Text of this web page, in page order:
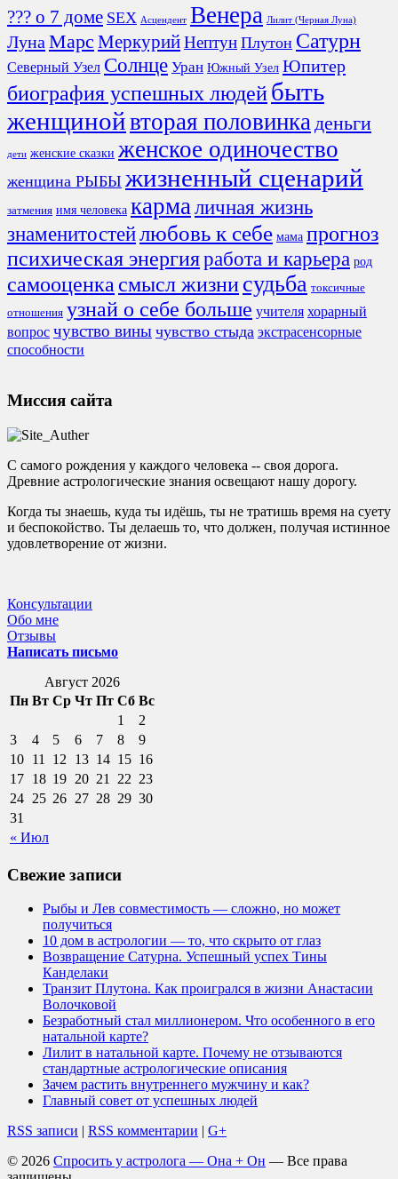
??? о 7 доме SEX Асцендент Венера Лилит (Черная Луна)
Луна Марс МеркурийНептун Плутон Сатурн
Северный Узел Солнце Уран Южный Узел Юпитер
биография успешных людейбыть
женщинойвторая половинка деньги
дети женские сказки женское одиночество
женщина РЫБЫ жизненный сценарий
затмения имя человека карма личная жизнь
знаменитостейлюбовь к себе мама прогноз
психическая энергияработа и карьера род
самооценка смысл жизнисудьба токсичные
отношения узнай о себе больше учителя хорарный
вопрос чувство вины чувство стыда экстрасенсорные
способности
Миссия сайта
С самого рождения у каждого человека -- своя дорога.
Древние астрологические знания освещают нашу дорогу.
Когда ты знаешь, куда ты идёшь, ты не тратишь время на суету
и беспокойство. Ты делаешь то, что должен, получая истинное
удовлетворение от жизни.
Консультации
Обо мне
Отзывы
Написать письмо
Август 2026
Пн Вт Ср Чт Пт Сб Вс
« Июл
1
2
3
4 5 6 7 8
9
10 11 12 13 14 15 16
17 18 19 20 21 22 23
24 25 26 27 28 29 30
31
Свежие записи
Рыбы и Лев совместимость — сложно, но может
получиться
10 дом в астрологии — то, что скрыто от глаз
Возвращение Сатурна. Успешный успех Тины
Канделаки
Транзит Плутона. Как проигрался в жизни Анастасии
Волочковой
Безработный стал миллионером. Что особенного в его
натальной карте?
Лилит в натальной карте. Почему не отзываются
стандартные астрологические описания
Зачем растить внутреннего мужчину и как?
Главный совет от успешных людей
RSS записи
RSS комментарии
G+
© 2026 Спросить у астролога — Она + Он — Все права